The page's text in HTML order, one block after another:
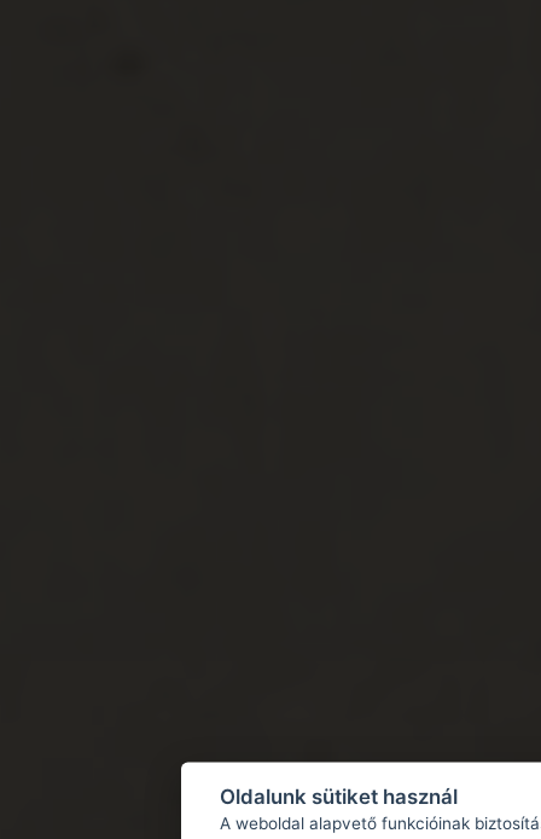
Oldalunk sütiket használ
A weboldal alapvető funkcióinak